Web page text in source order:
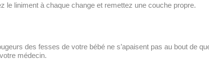
le liniment à chaque change et remettez une couche propre.
des fesses de votre bébé ne s’apaisent pas au bout de
médecin.